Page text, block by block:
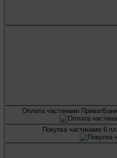
Оплата частинами
Покупка частинами 6